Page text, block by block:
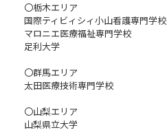
〇栃木エリア
国際ティビィシィ小山看護専門学校
マロニエ医療福祉専門学校
足利大学
〇群馬エリア
太田医療技術専門学校
〇山梨エリア
山梨県立大学